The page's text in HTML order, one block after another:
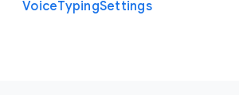
VoiceTypingSettings